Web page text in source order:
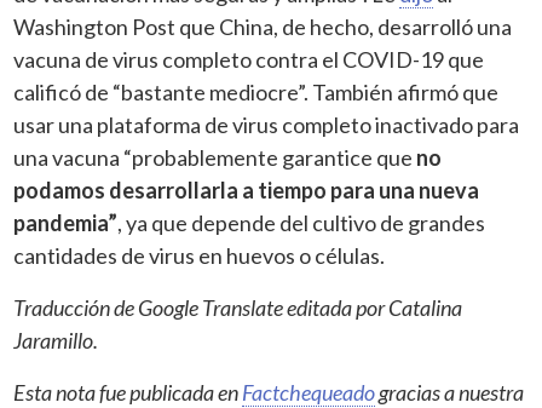
Washington Post que China, de hecho, desarrolló una
vacuna de virus completo contra el COVID-19 que
calificó de “bastante mediocre”. También afirmó que
usar una plataforma de virus completo inactivado para
una vacuna “probablemente garantice que no
podamos desarrollarla a tiempo para una nueva
pandemia”, ya que depende del cultivo de grandes
cantidades de virus en huevos o células.
Traducción de Google Translate editada por Catalina
Jaramillo.
Esta nota fue publicada enFactchequeadogracias a nuestra